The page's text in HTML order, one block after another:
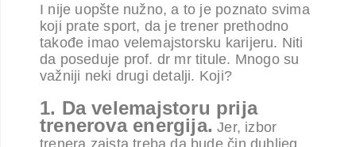
I nije uopšte nužno, a to je poznato svima
koji prate sport, da je trener prethodno
takođe imao velemajstorsku karijeru. Niti
da poseduje prof. dr mr titule. Mnogo su
važniji neki drugi detalji. Koji?
1. Da velemajstoru prija
trenerova energija. Jer, izbor
trenera zaista treba da bude čin dubljeg